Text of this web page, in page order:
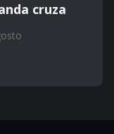
cruza